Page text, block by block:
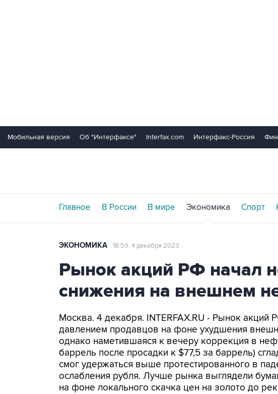
Мобильная версия Об "Интерфаксе" Interfax.com Интерфакс-Россия
Главное В России В мире Экономика Спорт
ЭКОНОМИКА 18:59, 4 декабря 2023
Рынок акций РФ начал
снижения на внешнем
Москва. 4 декабря. INTERFAX.RU - Рынок акций
давлением продавцов на фоне ухудшения
однако наметившаяся к вечеру коррекция в
баррель после просадки к $77,5 за баррель)
смог удержаться выше протестированного в
ослабления рубля. Лучше рынка выглядели
на фоне локального скачка цен на золото до